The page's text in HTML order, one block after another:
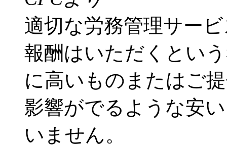
適切な労務管理サー
報酬はいただくとい
に高いものまたはご
影響がでるような安
いません。